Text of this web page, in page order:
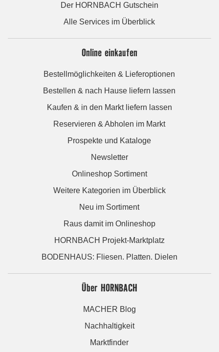
Der HORNBACH Gutschein
Alle Services im Überblick
Online einkaufen
Bestellmöglichkeiten & Lieferoptionen
Bestellen & nach Hause liefern lassen
Kaufen & in den Markt liefern lassen
Reservieren & Abholen im Markt
Prospekte und Kataloge
Newsletter
Onlineshop Sortiment
Weitere Kategorien im Überblick
Neu im Sortiment
Raus damit im Onlineshop
HORNBACH Projekt-Marktplatz
BODENHAUS: Fliesen. Platten. Dielen
Über HORNBACH
MACHER Blog
Nachhaltigkeit
Marktfinder